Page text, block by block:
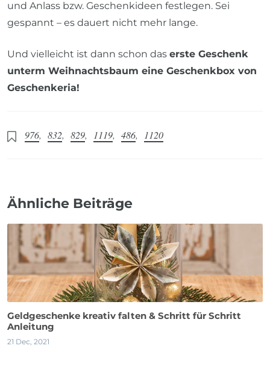
und Anlass bzw. Geschenkideen festlegen. Sei
gespannt – es dauert nicht mehr lange.
Und vielleicht ist dann schon das erste Geschenk
unterm Weihnachtsbaum eine Geschenkbox von
Geschenkeria!
976, 832, 829, 1119, 486, 1120
Ähnliche Beiträge
Geldgeschenke kreativ falten & Schritt für Schritt
Anleitung
21 Dec, 2021